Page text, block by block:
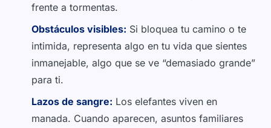
frente a tormentas.
Obstáculos visibles: Si bloquea tu camino o te
intimida, representa algo en tu vida que sientes
inmanejable, algo que se ve “demasiado grande”
para ti.
Lazos de sangre: Los elefantes viven en
manada. Cuando aparecen, asuntos familiares